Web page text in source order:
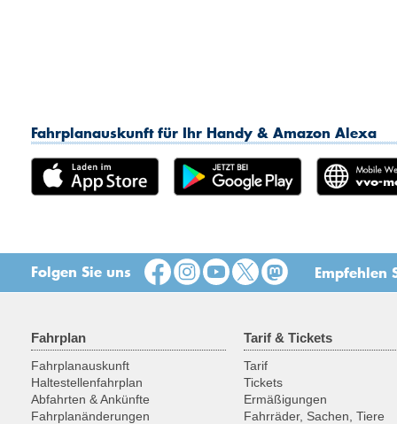
Fahrplanauskunft für Ihr Handy & Amazon Alexa
Folgen Sie uns Empfehlen
Fahrplan
Fahrplanauskunft
Haltestellenfahrplan
Abfahrten & Ankünfte
Fahrplanänderungen
Tarif & Tickets
Tarif
Tickets
Ermäßigungen
Fahrräder, Sachen, Tiere